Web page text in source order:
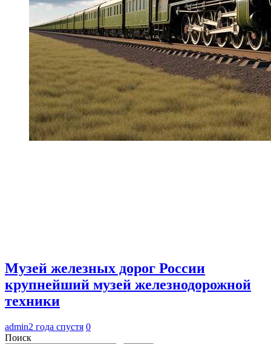
Музей железных дорог России
крупнейший музей железнодорожной
техники
admin2 года спустя 0
Поиск